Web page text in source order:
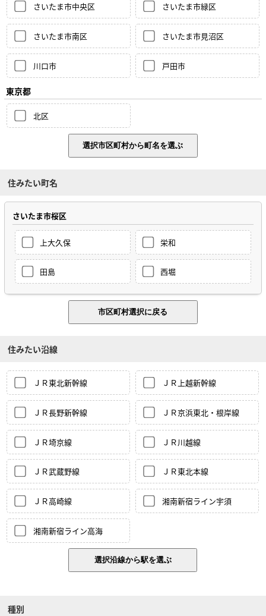
さいたま市中央区 さいたま市緑区
さいたま市南区 さいたま市見沼区
川口市 戸田市
東京都
北区
住みたい町名
さいたま市桜区
上大久保 栄和
田島 西堀
住みたい沿線
ＪＲ東北新幹線 ＪＲ上越新幹線
ＪＲ長野新幹線 ＪＲ京浜東北・根岸線
ＪＲ埼京線 ＪＲ川越線
ＪＲ武蔵野線 ＪＲ東北本線
ＪＲ高崎線 湘南新宿ライン宇須
湘南新宿ライン高海
種別